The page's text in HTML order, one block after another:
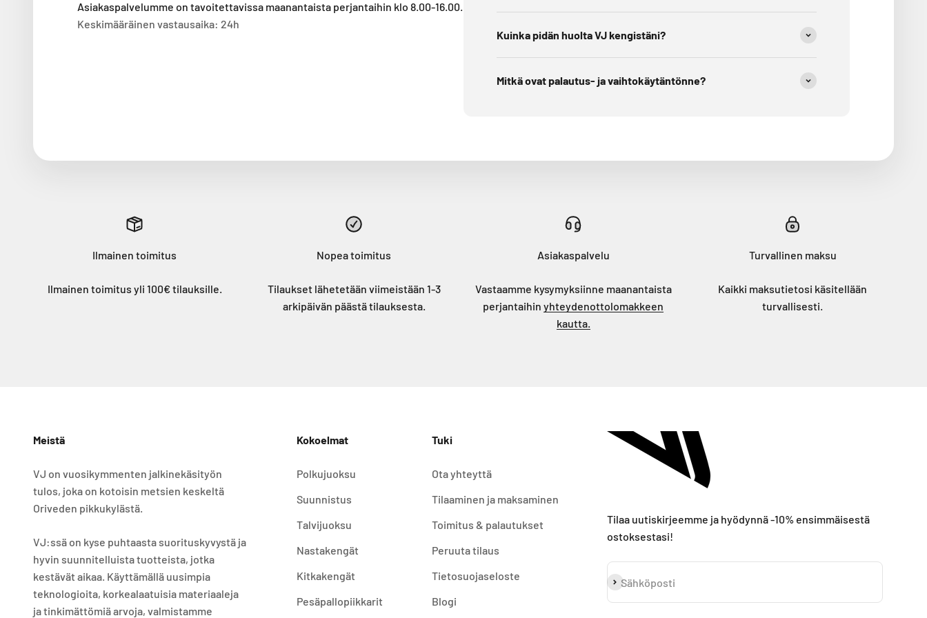
Asiakaspalvelumme on tavoitettavissa maanantaista perjantaihin klo 8.00-16.00.
Keskimääräinen vastausaika: 24h
Kuinka pidän huolta VJ kengistäni?
Mitkä ovat palautus- ja vaihtokäytäntönne?
Ilmainen toimitus
Ilmainen toimitus yli 100€ tilauksille.
Nopea toimitus
Tilaukset lähetetään viimeistään 1-3
arkipäivän päästä tilauksesta.
Asiakaspalvelu
Vastaamme kysymyksiinne maanantaista
perjantaihin yhteydenottolomakkeen
kautta.
Turvallinen maksu
Kaikki maksutietosi käsitellään
turvallisesti.
Meistä
VJ on vuosikymmenten jalkinekäsityön
tulos, joka on kotoisin metsien keskeltä
Oriveden pikkukylästä.
VJ:ssä on kyse puhtaasta suorituskyvystä ja
hyvin suunnitelluista tuotteista, jotka
kestävät aikaa. Käyttämällä uusimpia
teknologioita, korkealaatuisia materiaaleja
ja tinkimättömiä arvoja, valmistamme
Kokoelmat
Polkujuoksu
Suunnistus
Talvijuoksu
Nastakengät
Kitkakengät
Pesäpallopiikkarit
Tuki
Ota yhteyttä
Tilaaminen ja maksaminen
Toimitus & palautukset
Peruuta tilaus
Tietosuojaseloste
Blogi
Tilaa uutiskirjeemme ja hyödynnä -10% ensimmäisestä
ostoksestasi!
Sähköposti
Tilaa